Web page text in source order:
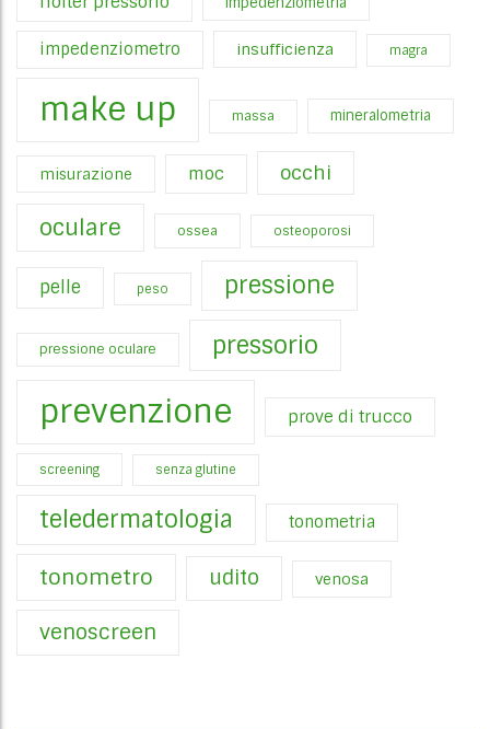
impedenziometro insufficienza magra
make up massa mineralometria
misurazione moc occhi
oculare ossea osteoporosi
pelle peso pressione
pressione oculare pressorio
prevenzione prove di trucco
screening senza glutine
teledermatologia tonometria
tonometro udito venosa
venoscreen